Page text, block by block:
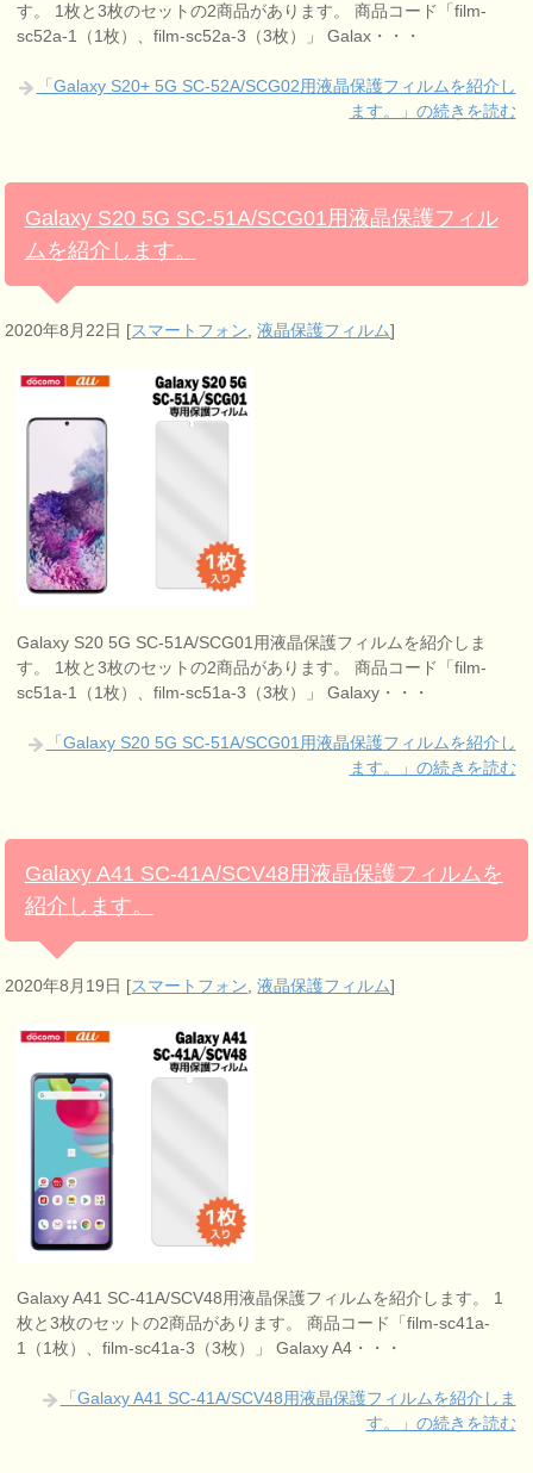
す。 1枚と3枚のセットの2商品があります。 商品コード「film-
sc52a-1（1枚）、film-sc52a-3（3枚）」 Galax・・・
「Galaxy S20+ 5G SC-52A/SCG02用液晶保護フィルムを紹介し
ます。」の続きを読む
Galaxy S20 5G SC-51A/SCG01用液晶保護フィル
ムを紹介します。
2020年8月22日 [スマートフォン ,液晶保護フィルム]
Galaxy S20 5G SC-51A/SCG01用液晶保護フィルムを紹介しま
す。 1枚と3枚のセットの2商品があります。 商品コード「film-
sc51a-1（1枚）、film-sc51a-3（3枚）」 Galaxy・・・
「Galaxy S20 5G SC-51A/SCG01用液晶保護フィルムを紹介し
ます。」の続きを読む
Galaxy A41 SC-41A/SCV48用液晶保護フィルムを
紹介します。
2020年8月19日 [スマートフォン ,液晶保護フィルム]
Galaxy A41 SC-41A/SCV48用液晶保護フィルムを紹介します。 1
枚と3枚のセットの2商品があります。 商品コード「film-sc41a-
1（1枚）、film-sc41a-3（3枚）」 Galaxy A4・・・
「Galaxy A41 SC-41A/SCV48用液晶保護フィルムを紹介しま
す。」の続きを読む